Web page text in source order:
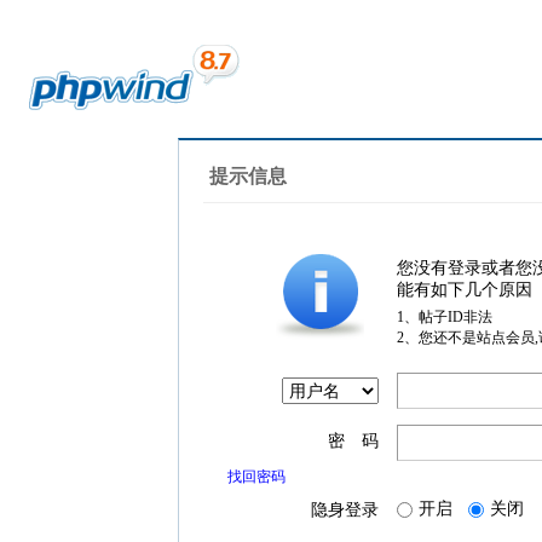
提示信息
您没有登录或者您
能有如下几个原因
1、帖子ID非法
2、您还不是站点会员
密 码
找回密码
隐身登录 开启 关闭